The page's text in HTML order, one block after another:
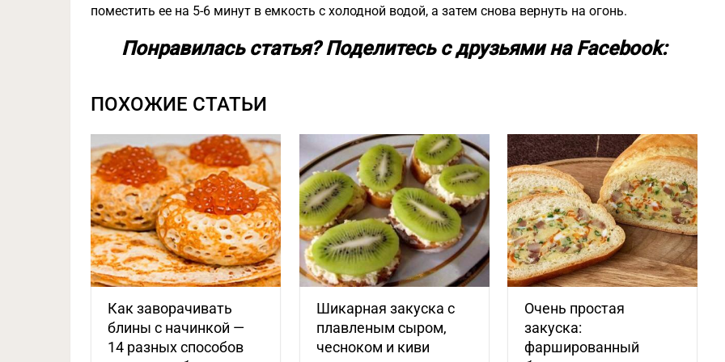
поместить ее на 5-6 минут в емкость с холодной водой, а затем снова вернуть на огонь.
Понравилась статья? Поделитесь с друзьями на Facebook:
ПОХОЖИЕ СТАТЬИ
Как заворачивать
блины с начинкой —
14 разных способов
Шикарная закуска с
плавленым сыром,
чесноком и киви
Очень простая
закуска:
фаршированный